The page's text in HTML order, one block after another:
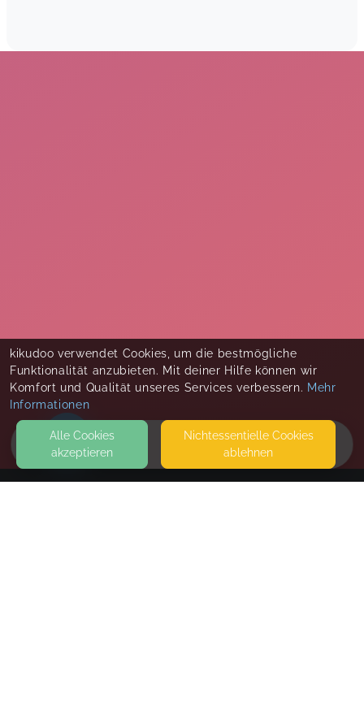
HOME
kikudoo verwendet Cookies, um die bestmögliche
Funktionalität anzubieten. Mit deiner Hilfe können wir
Komfort und Qualität unseres Services verbessern. Mehr
Informationen
Alle Cookies
akzeptieren
Nicht­essentielle Cookies
ablehnen